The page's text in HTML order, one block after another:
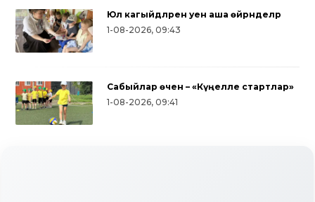
Юл кагыйдәләрен уен аша өйрәнделәр
1-08-2026, 09:43
Сабыйлар өчен – «Күңелле стартлар»
1-08-2026, 09:41